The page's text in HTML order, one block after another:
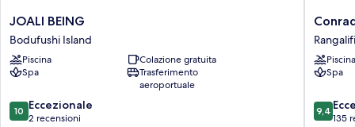
JOALI
BEING
Bodufushi
Island
JOALI BEING
Bodufushi Island
Piscina
Colazione gratuita
Spa
Trasferimento
aeroportuale
10.0
su
10 Eccezionale
2 recensioni
Conrad
Rangali
IslandPiscina
Spa
9.4
su
9,4
135